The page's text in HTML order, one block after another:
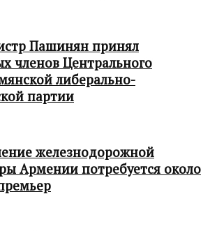
Пашинян принял
членов Центрального
либерально-
партии
железнодорожной
Армении потребуется около